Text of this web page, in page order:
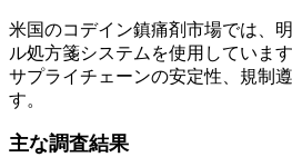
米国のコデイン鎮痛剤市場では、
ル処方箋システムを使用していま
サプライチェーンの安定性、規制
す。
主な調査結果